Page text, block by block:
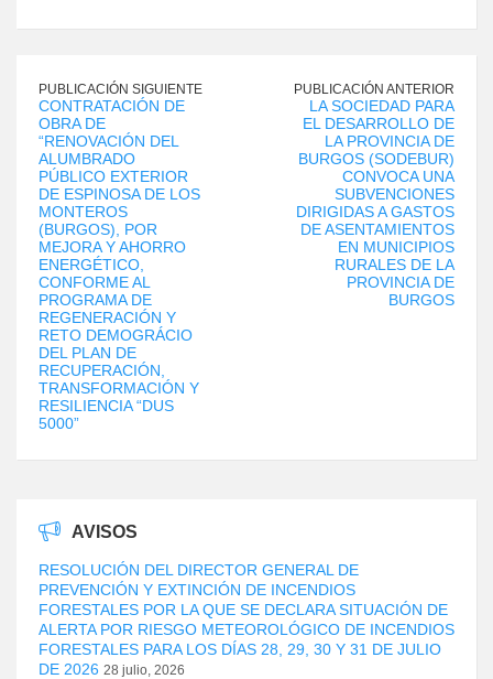
PUBLICACIÓN SIGUIENTE
CONTRATACIÓN DE
OBRA DE
“RENOVACIÓN DEL
ALUMBRADO
PÚBLICO EXTERIOR
DE ESPINOSA DE LOS
MONTEROS
(BURGOS), POR
MEJORA Y AHORRO
ENERGÉTICO,
CONFORME AL
PROGRAMA DE
REGENERACIÓN Y
RETO DEMOGRÁCIO
DEL PLAN DE
RECUPERACIÓN,
TRANSFORMACIÓN Y
RESILIENCIA “DUS
5000”
PUBLICACIÓN ANTERIOR
LA SOCIEDAD PARA
EL DESARROLLO DE
LA PROVINCIA DE
BURGOS (SODEBUR)
CONVOCA UNA
SUBVENCIONES
DIRIGIDAS A GASTOS
DE ASENTAMIENTOS
EN MUNICIPIOS
RURALES DE LA
PROVINCIA DE
BURGOS
AVISOS
RESOLUCIÓN DEL DIRECTOR GENERAL DE
PREVENCIÓN Y EXTINCIÓN DE INCENDIOS
FORESTALES POR LA QUE SE DECLARA SITUACIÓN DE
ALERTA POR RIESGO METEOROLÓGICO DE INCENDIOS
FORESTALES PARA LOS DÍAS 28, 29, 30 Y 31 DE JULIO
DE 2026 28 julio, 2026